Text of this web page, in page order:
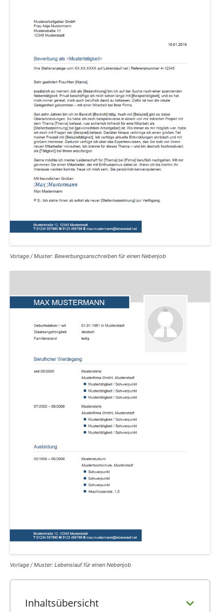
Vorlage / Muster: Bewerbungsanschreiben für einen Nebenjob
Vorlage / Muster: Lebenslauf für einen Nebenjob
Inhaltsübersicht